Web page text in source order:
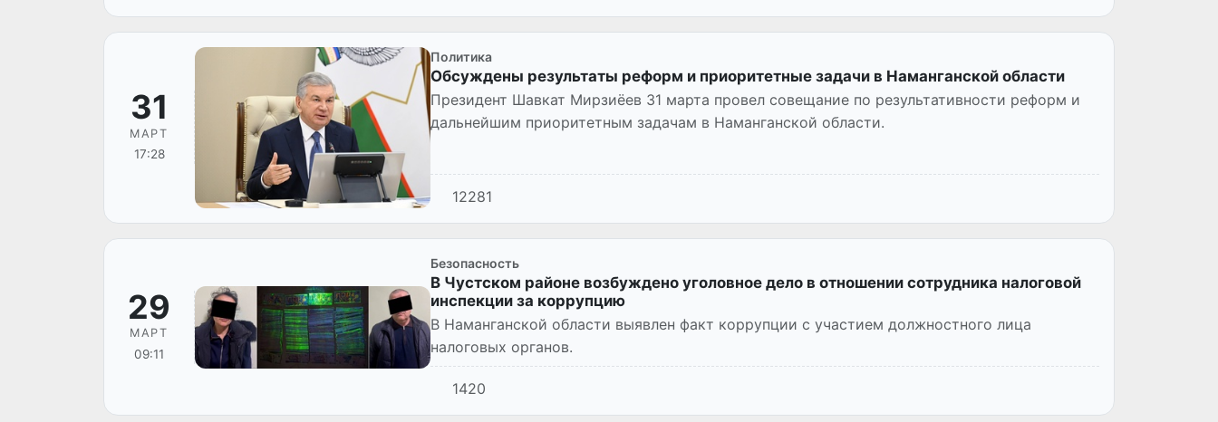
31
МАРТ
17:28
Политика
Обсуждены результаты реформ и приоритетные задачи в Наманганской области
Президент Шавкат Мирзиёев 31 марта провел совещание по результативности реформ и
дальнейшим приоритетным задачам в Наманганской области.
12281
29
МАРТ
09:11
Безопасность
В Чустском районе возбуждено уголовное дело в отношении сотрудника налоговой
инспекции за коррупцию
В Наманганской области выявлен факт коррупции с участием должностного лица
налоговых органов.
1420